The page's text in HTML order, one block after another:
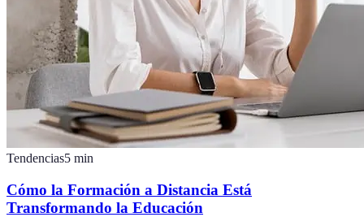
Tendencias5 min
Cómo la Formación a Distancia Está
Transformando la Educación